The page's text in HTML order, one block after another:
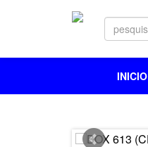
INICIO